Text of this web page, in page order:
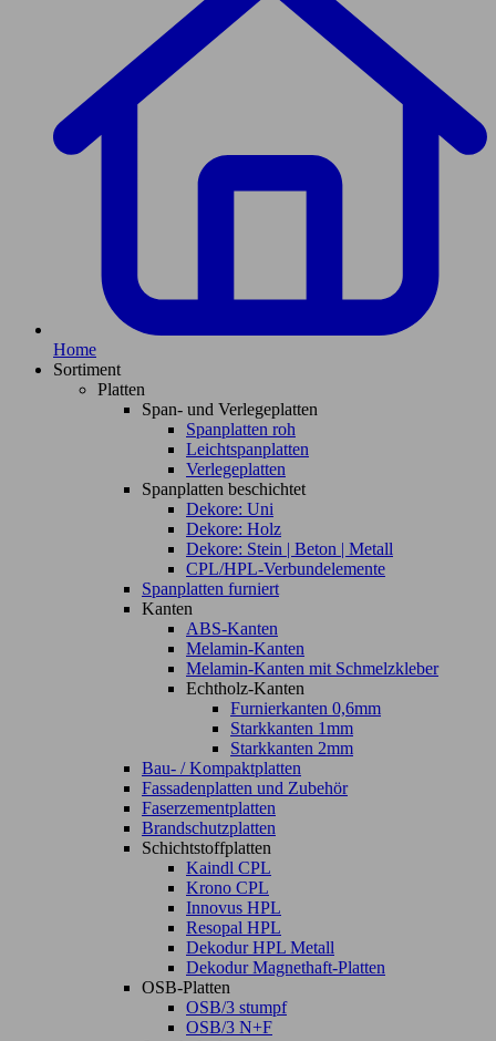
Home
Sortiment
Platten
Span- und Verlegeplatten
Spanplatten roh
Leichtspanplatten
Verlegeplatten
Spanplatten beschichtet
Dekore: Uni
Dekore: Holz
Dekore: Stein | Beton | Metall
CPL/HPL-Verbundelemente
Spanplatten furniert
Kanten
ABS-Kanten
Melamin-Kanten
Melamin-Kanten mit Schmelzkleber
Echtholz-Kanten
Furnierkanten 0,6mm
Starkkanten 1mm
Starkkanten 2mm
Bau- / Kompaktplatten
Fassadenplatten und Zubehör
Faserzementplatten
Brandschutzplatten
Schichtstoffplatten
Kaindl CPL
Krono CPL
Innovus HPL
Resopal HPL
Dekodur HPL Metall
Dekodur Magnethaft-Platten
OSB-Platten
OSB/3 stumpf
OSB/3 N+F